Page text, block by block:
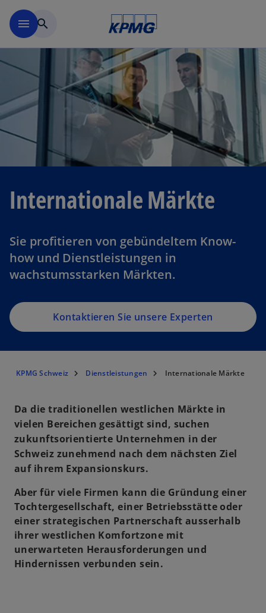
menu search
Internationale Märkte
Sie profitieren von gebündeltem Know-
how und Dienstleistungen in
wachstumsstarken Märkten.
Kontaktieren Sie unsere Experten
KPMG Schweiz Dienstleistungen Internationale Märkte
Da die traditionellen westlichen Märkte in
vielen Bereichen gesättigt sind, suchen
zukunftsorientierte Unternehmen in der
Schweiz zunehmend nach dem nächsten Ziel
auf ihrem Expansionskurs.
Aber für viele Firmen kann die Gründung einer
Tochtergesellschaft, einer Betriebsstätte oder
einer strategischen Partnerschaft ausserhalb
ihrer westlichen Komfortzone mit
unerwarteten Herausforderungen und
Hindernissen verbunden sein.